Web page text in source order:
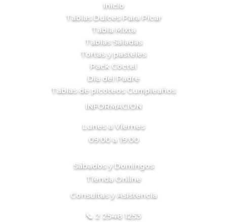
Inicio
Tablas Dulces Para Picar
Tabla Mixta
Tablas Saladas
Tortas y pasteles
Pack Cóctel
Día del Padre
Tablas de picoteos Cumpleaños
INFORMACION
Lunes a Viernes
09:00 a 19:00
Sábados y Domingos
Tienda Online
Consultas y Asistencia
📞 2 2548 1253